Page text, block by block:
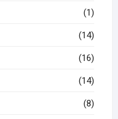
(1)
(14)
(16)
(14)
(8)